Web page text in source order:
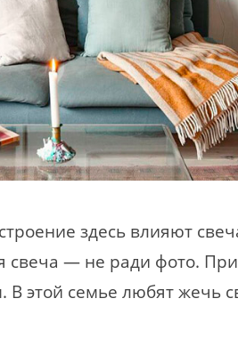
здесь влияют
свеча — не ради фото.
В этой семье любят жечь